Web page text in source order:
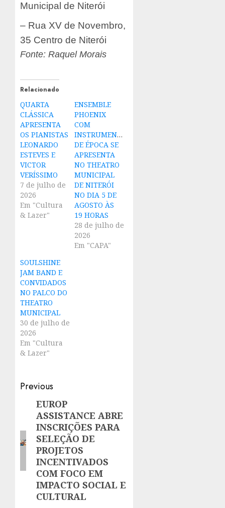
Municipal de Niterói
– Rua XV de Novembro,
35 Centro de Niterói
Fonte: Raquel Morais
Relacionado
QUARTA
CLÁSSICA
APRESENTA
OS PIANISTAS
LEONARDO
ESTEVES E
VICTOR
VERÍSSIMO
7 de julho de
2026
Em "Cultura
& Lazer"
ENSEMBLE
PHOENIX
COM
INSTRUMENTOS
DE ÉPOCA SE
APRESENTA
NO THEATRO
MUNICIPAL
DE NITERÓI
NO DIA 5 DE
AGOSTO ÀS
19 HORAS
28 de julho de
2026
Em "CAPA"
SOULSHINE
JAM BAND E
CONVIDADOS
NO PALCO DO
THEATRO
MUNICIPAL
30 de julho de
2026
Em "Cultura
& Lazer"
Post
navigation
Previous
Previous
post:
EUROP
ASSISTANCE ABRE
INSCRIÇÕES PARA
SELEÇÃO DE
PROJETOS
INCENTIVADOS
COM FOCO EM
IMPACTO SOCIAL E
CULTURAL